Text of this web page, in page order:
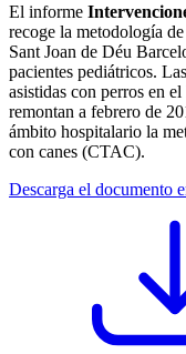
El informe
recoge la metodología
Sant Joan de Déu
pacientes pediátricos.
asistidas con perros en
remontan a febrero de
ámbito hospitalario la
con canes (CTAC).
Descarga el documento